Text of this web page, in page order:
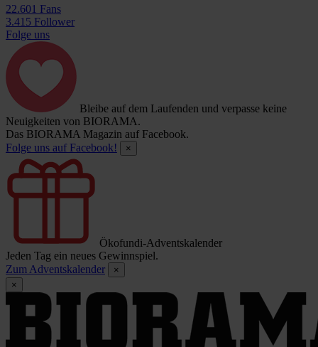
22.601 Fans
3.415 Follower
Folge uns
Bleibe auf dem Laufenden und verpasse keine
Neuigkeiten von BIORAMA.
Das BIORAMA Magazin auf Facebook.
Folge uns auf Facebook!
×
Ökofundi-Adventskalender
Jeden Tag ein neues Gewinnspiel.
Zum Adventskalender
×
×